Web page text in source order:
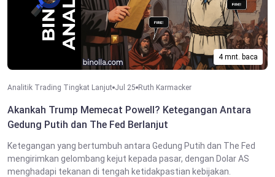
4 mnt. baca
Analitik Trading Tingkat Lanjut Jul 25 Ruth Karmacker
Akankah Trump Memecat Powell? Ketegangan Antara
Gedung Putih dan The Fed Berlanjut
Ketegangan yang bertumbuh antara Gedung Putih dan The Fed
mengirimkan gelombang kejut kepada pasar, dengan Dolar AS
menghadapi tekanan di tengah ketidakpastian kebijakan.